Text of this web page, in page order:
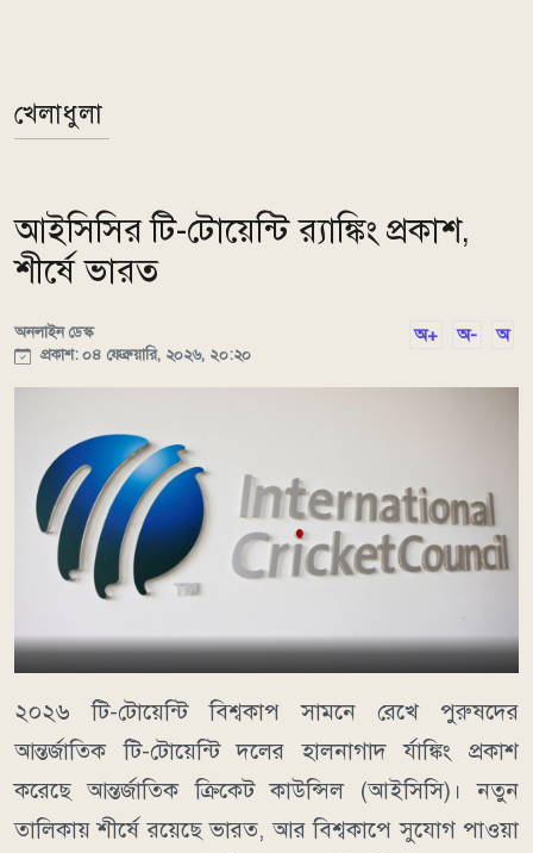
খেলাধুলা
আইসিসির টি-টোয়েন্টি র‌্যাঙ্কিং প্রকাশ,
শীর্ষে ভারত
অনলাইন ডেস্ক
প্রকাশ: ০৪ ফেব্রুয়ারি, ২০২৬, ২০:২০
অ+ অ- অ
২০২৬ টি-টোয়েন্টি বিশ্বকাপ সামনে রেখে পুরুষদের
আন্তর্জাতিক টি-টোয়েন্টি দলের হালনাগাদ র্যাঙ্কিং প্রকাশ
করেছে আন্তর্জাতিক ক্রিকেট কাউন্সিল (আইসিসি)। নতুন
তালিকায় শীর্ষে রয়েছে ভারত, আর বিশ্বকাপে সুযোগ পাওয়া